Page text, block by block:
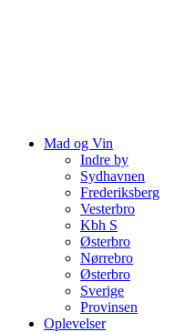
Mad og Vin
Indre by
Sydhavnen
Frederiksberg
Vesterbro
Kbh S
Østerbro
Nørrebro
Østerbro
Sverige
Provinsen
Oplevelser